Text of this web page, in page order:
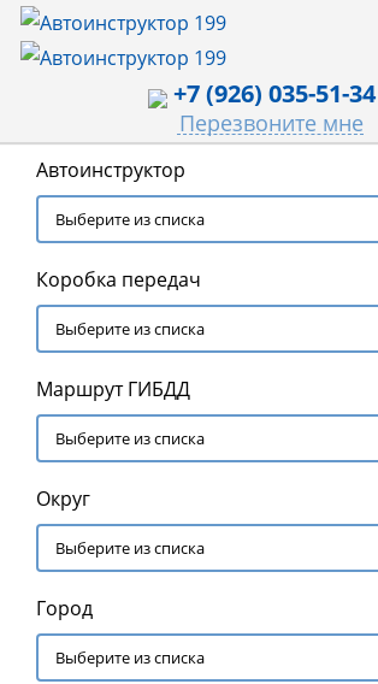
+7 (926) 035-51-34
Перезвоните мне
Автоинструктор
Коробка передач
Маршрут ГИБДД
Округ
Город